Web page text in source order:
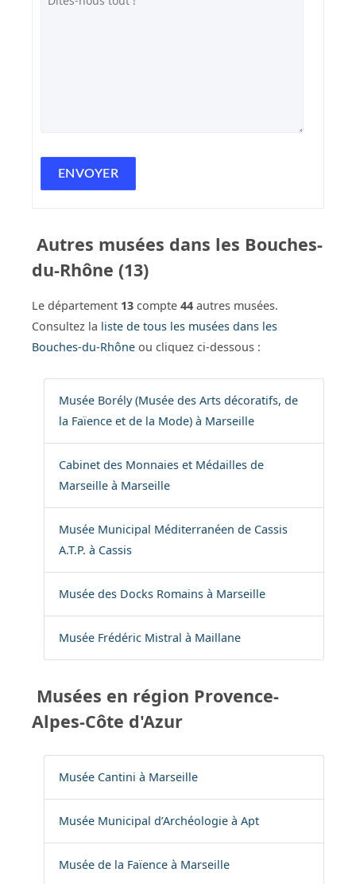
Autres musées dans les Bouches-
du-Rhône (13)
Le département 13 compte 44 autres musées.
Consultez la liste de tous les musées dans les
Bouches-du-Rhône ou cliquez ci-dessous :
Musée Borély (Musée des Arts décoratifs, de
la Faïence et de la Mode) à Marseille
Cabinet des Monnaies et Médailles de
Marseille à Marseille
Musée Municipal Méditerranéen de Cassis
A.T.P. à Cassis
Musée des Docks Romains à Marseille
Musée Frédéric Mistral à Maillane
Musées en région Provence-
Alpes-Côte d'Azur
Musée Cantini à Marseille
Musée Municipal d’Archéologie à Apt
Musée de la Faïence à Marseille